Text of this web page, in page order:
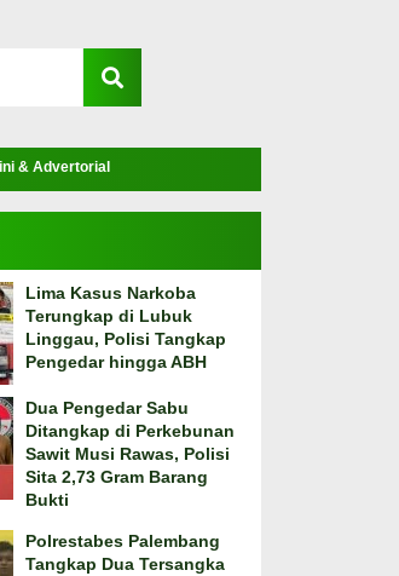
& Advertorial
Lima Kasus Narkoba
Terungkap di Lubuk
Linggau, Polisi Tangkap
Pengedar hingga ABH
Dua Pengedar Sabu
Ditangkap di Perkebunan
Sawit Musi Rawas, Polisi
Sita 2,73 Gram Barang
Bukti
Polrestabes Palembang
Tangkap Dua Tersangka